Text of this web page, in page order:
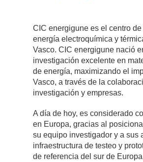
CIC energigune es el centro
energía electroquímica y
Vasco. CIC energigune nació
investigación excelente en
de energía, maximizando el
Vasco, a través de la
investigación y empresas.
A día de hoy, es considerado
en Europa, gracias al
su equipo investigador y a sus
infraestructura de testeo y
de referencia del sur de